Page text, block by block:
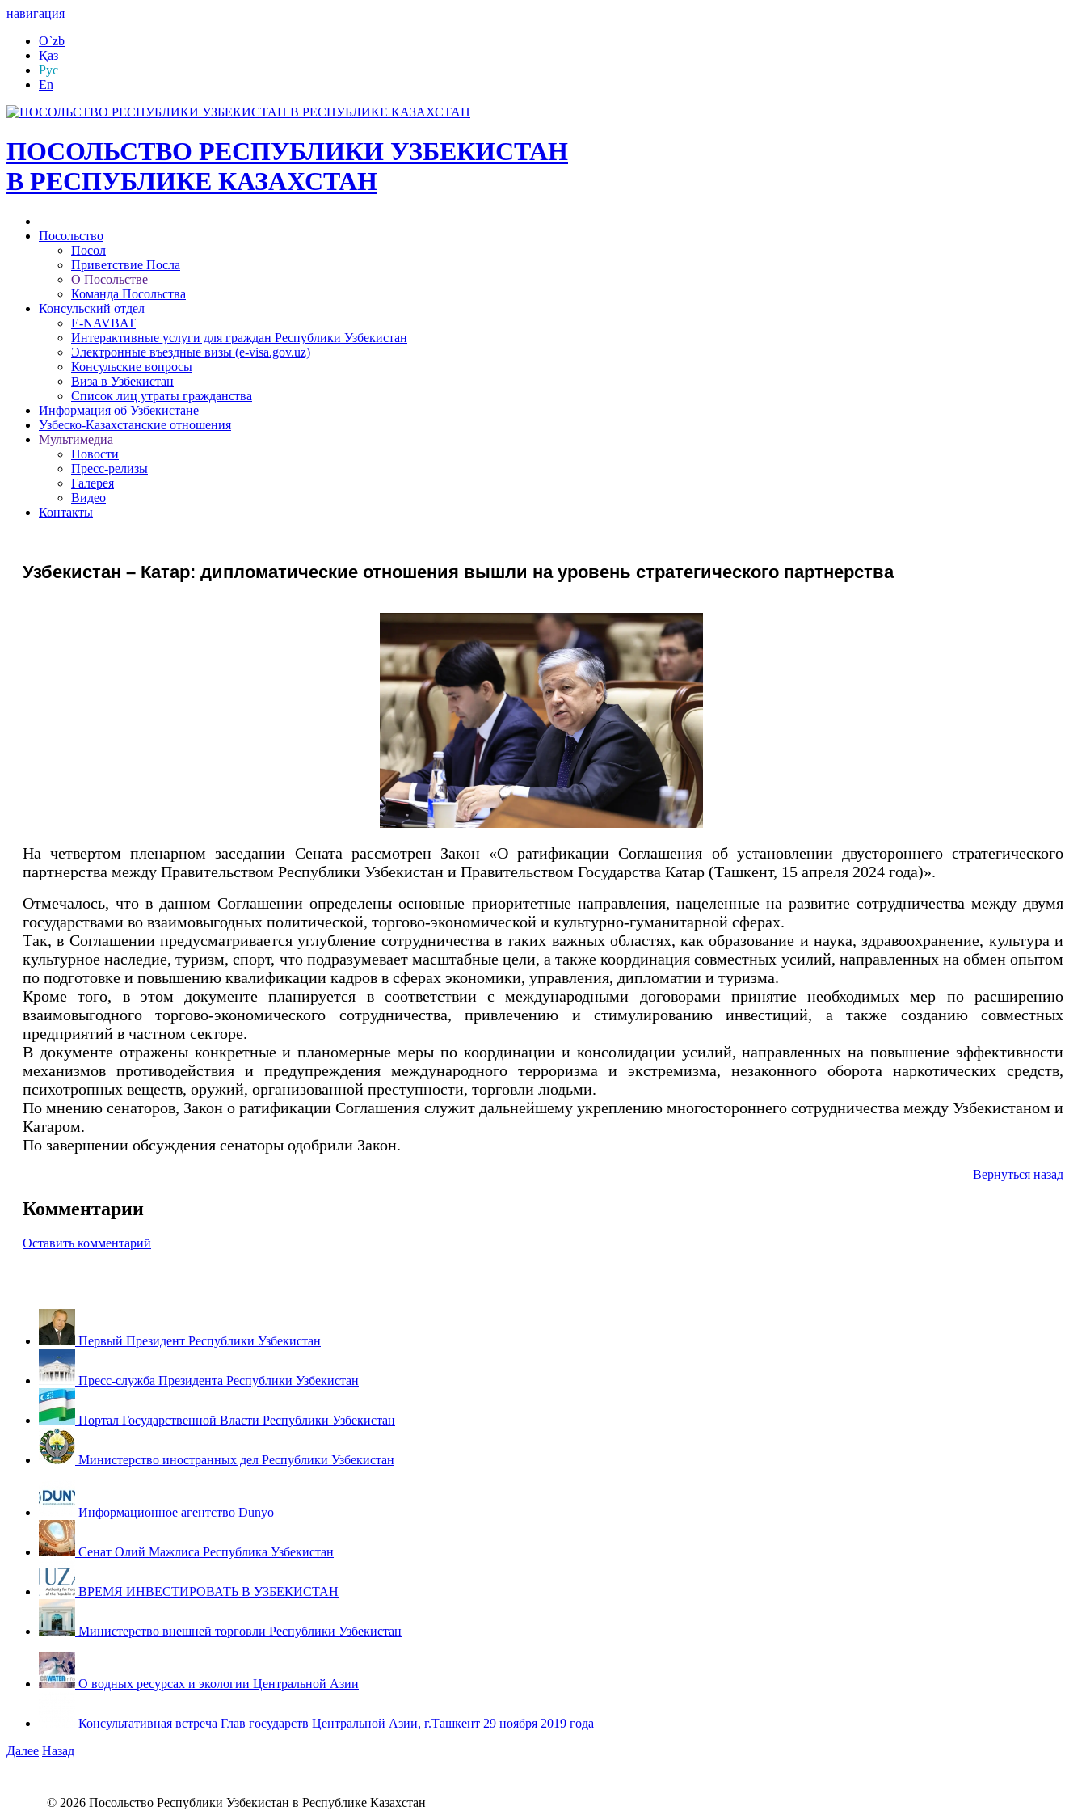
навигация
O`zb
Қаз
Рус
En
ПОСОЛЬСТВО РЕСПУБЛИКИ УЗБЕКИСТАН
В РЕСПУБЛИКЕ КАЗАХСТАН
Посольство
Посол
Приветствие Посла
О Посольстве
Команда Посольства
Консульский отдел
E-NAVBAT
Интерактивные услуги для граждан Республики Узбекистан
Электронные въездные визы (e-visa.gov.uz)
Консульские вопросы
Виза в Узбекистан
Список лиц утраты гражданства
Информация об Узбекистане
Узбеско-Казахстанские отношения
Мультимедиа
Новости
Пресс-релизы
Галерея
Видео
Контакты
Узбекистан – Катар: дипломатические отношения вышли на уровень стратегического партнерства
На четвертом пленарном заседании Сената рассмотрен Закон «О ратификации Соглашения об установлении двустороннего стратегического
партнерства между Правительством Республики Узбекистан и Правительством Государства Катар (Ташкент, 15 апреля 2024 года)».
Отмечалось, что в данном Соглашении определены основные приоритетные направления, нацеленные на развитие сотрудничества между двумя
государствами во взаимовыгодных политической, торгово-экономической и культурно-гуманитарной сферах.
Так, в Соглашении предусматривается углубление сотрудничества в таких важных областях, как образование и наука, здравоохранение, культура и
культурное наследие, туризм, спорт, что подразумевает масштабные цели, а также координация совместных усилий, направленных на обмен опытом
по подготовке и повышению квалификации кадров в сферах экономики, управления, дипломатии и туризма.
Кроме того, в этом документе планируется в соответствии с международными договорами принятие необходимых мер по расширению
взаимовыгодного торгово-экономического сотрудничества, привлечению и стимулированию инвестиций, а также созданию совместных
предприятий в частном секторе.
В документе отражены конкретные и планомерные меры по координации и консолидации усилий, направленных на повышение эффективности
механизмов противодействия и предупреждения международного терроризма и экстремизма, незаконного оборота наркотических средств,
психотропных веществ, оружий, организованной преступности, торговли людьми.
По мнению сенаторов, Закон о ратификации Соглашения служит дальнейшему укреплению многостороннего сотрудничества между Узбекистаном и
Катаром.
По завершении обсуждения сенаторы одобрили Закон.
Вернуться назад
Комментарии
Оставить комментарий
Первый Президент Республики Узбекистан
Пресс-служба Президента Республики Узбекистан
Портал Государственной Власти Республики Узбекистан
Министерство иностранных дел Республики Узбекистан
Информационное агентство Dunyo
Сенат Олий Мажлиса Республика Узбекистан
ВРЕМЯ ИНВЕСТИРОВАТЬ В УЗБЕКИСТАН
Министерство внешней торговли Республики Узбекистан
О водных ресурсах и экологии Центральной Азии
Консультативная встреча Глав государств Центральной Азии, г.Ташкент 29 ноября 2019 года
Далее Назад
© 2026 Посольство Республики Узбекистан в Республике Казахстан